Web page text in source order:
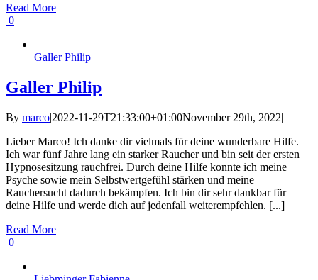
Read More
0
Galler Philip
Galler Philip
By marco|2022-11-29T21:33:00+01:00November 29th, 2022|
Lieber Marco! Ich danke dir vielmals für deine wunderbare Hilfe.
Ich war fünf Jahre lang ein starker Raucher und bin seit der ersten
Hypnosesitzung rauchfrei. Durch deine Hilfe konnte ich meine
Psyche sowie mein Selbstwertgefühl stärken und meine
Rauchersucht dadurch bekämpfen. Ich bin dir sehr dankbar für
deine Hilfe und werde dich auf jedenfall weiterempfehlen. [...]
Read More
0